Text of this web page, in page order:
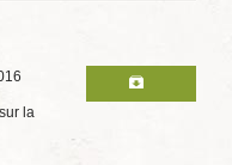
sur la